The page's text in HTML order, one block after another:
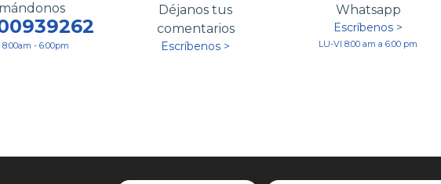
8:00am - 6:00pm
Déjanos tus
comentarios
Escríbenos >
Whatsapp
Escríbenos >
LU-VI 8:00 am a 6:00 pm